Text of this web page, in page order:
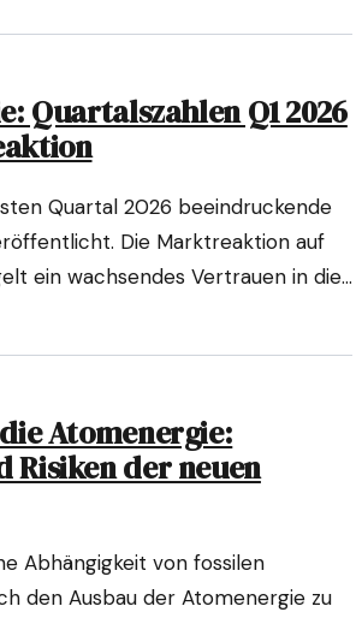
Quartalszahlen Q1 2026
Quartal 2026 beeindruckende
Die Marktreaktion auf
ein wachsendes Vertrauen in die
Atomenergie:
Risiken der neuen
Abhängigkeit von fossilen
den Ausbau der Atomenergie zu